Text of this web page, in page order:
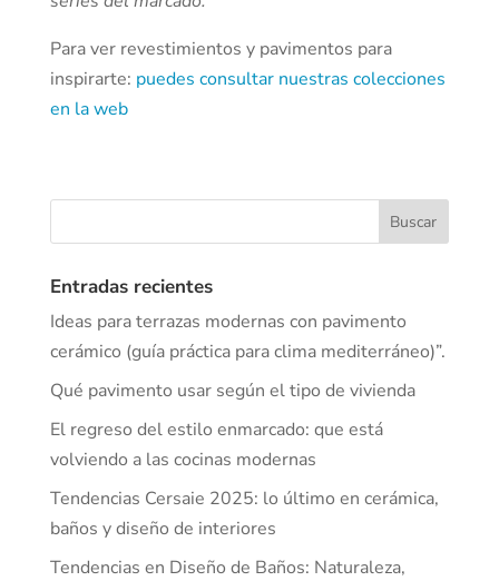
Para ver revestimientos y pavimentos para
inspirarte: puedes consultar nuestras colecciones
en la web
Entradas recientes
Ideas para terrazas modernas con pavimento
cerámico (guía práctica para clima mediterráneo)”.
Qué pavimento usar según el tipo de vivienda
El regreso del estilo enmarcado: que está
volviendo a las cocinas modernas
Tendencias Cersaie 2025: lo último en cerámica,
baños y diseño de interiores
Tendencias en Diseño de Baños: Naturaleza,